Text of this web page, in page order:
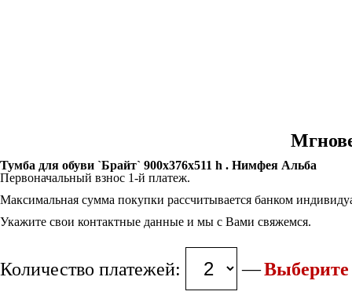
Тумба для обуви `Брайт` 900х376х511 h . Нимфея Альба
Первоначальный взнос 1-й платеж.
Максимальная сумма покупки рассчитывается банком
Укажите свои контактные данные и мы с Вами свяжемся.
Количество платежей: Выберите